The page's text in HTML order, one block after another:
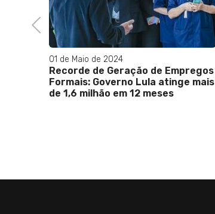
Previous
01 de Maio de 2024
Recorde de Geração de Empregos
Formais: Governo Lula atinge mais
de 1,6 milhão em 12 meses